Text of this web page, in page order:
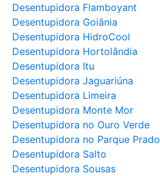
Desentupidora Flamboyant
Desentupidora Goiânia
Desentupidora HidroCool
Desentupidora Hortolândia
Desentupidora Itu
Desentupidora Jaguariúna
Desentupidora Limeira
Desentupidora Monte Mor
Desentupidora no Ouro Verde
Desentupidora no Parque Prado
Desentupidora Salto
Desentupidora Sousas